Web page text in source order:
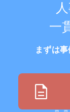
一
まずは